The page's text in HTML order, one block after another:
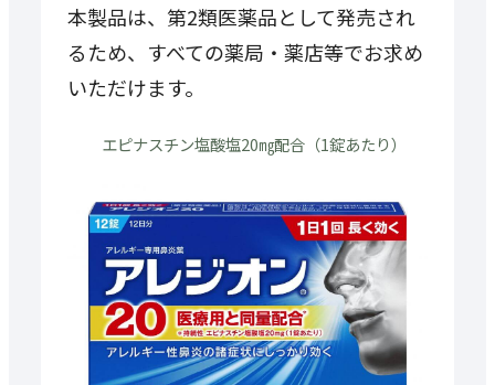
本製品は、第2類医薬品として発売され
るため、すべての薬局・薬店等でお求め
いただけます。
エピナスチン塩酸塩20㎎配合（1錠あたり）